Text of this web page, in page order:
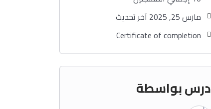
مارس 25, 2025 آخر تحديث
Certificate of completion
درس بواسطة